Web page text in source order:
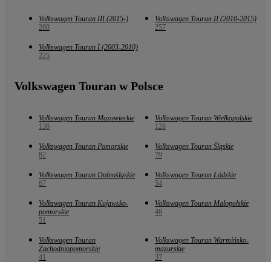
Volkswagen Touran III (2015-)
288
Volkswagen Touran II (2010-2015)
257
Volkswagen Touran I (2003-2010)
225
Volkswagen Touran w Polsce
Volkswagen Touran Mazowieckie
136
Volkswagen Touran Wielkopolskie
128
Volkswagen Touran Pomorskie
82
Volkswagen Touran Śląskie
79
Volkswagen Touran Dolnośląskie
67
Volkswagen Touran Łódzkie
54
Volkswagen Touran Kujawsko-
pomorskie
51
Volkswagen Touran Małopolskie
48
Volkswagen Touran
Zachodniopomorskie
41
Volkswagen Touran Warmińsko-
mazurskie
37